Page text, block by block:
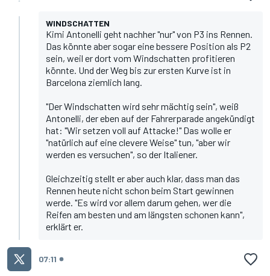
WINDSCHATTEN
Kimi Antonelli geht nachher "nur" von P3 ins Rennen.
Das könnte aber sogar eine bessere Position als P2
sein, weil er dort vom Windschatten profitieren
könnte. Und der Weg bis zur ersten Kurve ist in
Barcelona ziemlich lang.
"Der Windschatten wird sehr mächtig sein", weiß
Antonelli, der eben auf der Fahrerparade angekündigt
hat: "Wir setzen voll auf Attacke!" Das wolle er
"natürlich auf eine clevere Weise" tun, "aber wir
werden es versuchen", so der Italiener.
Gleichzeitig stellt er aber auch klar, dass man das
Rennen heute nicht schon beim Start gewinnen
werde. "Es wird vor allem darum gehen, wer die
Reifen am besten und am längsten schonen kann",
erklärt er.
07:11